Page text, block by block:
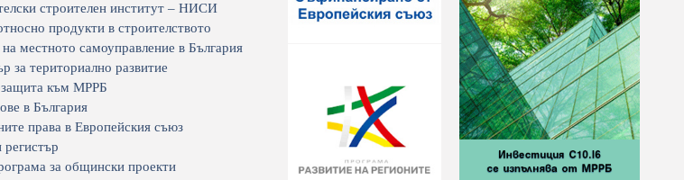
строителен институт – НИСИ
продукти в строителството
местното самоуправление в България
за териториално развитие
към МРРБ
в България
права в Европейския съюз
за общински проекти